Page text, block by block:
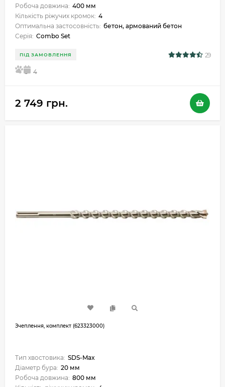
Робоча довжина: 400 мм
Кількість ріжучих кромок: 4
Оптимальна застосовність: бетон, армований бетон
Серія: Combo Set
ПІД ЗАМОВЛЕННЯ 29
5 4
2 749 грн.
Зчеплення, комплект (623323000)
Тип хвостовика: SDS-Max
Діаметр бура: 20 мм
Робоча довжина: 800 мм